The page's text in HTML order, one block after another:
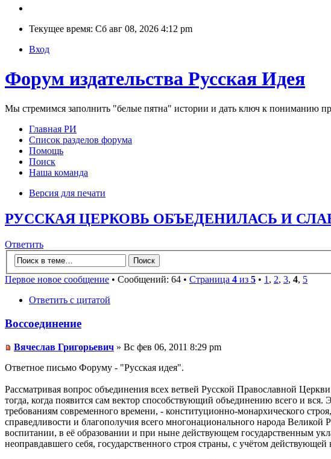
Текущее время: Сб авг 08, 2026 4:12 pm
Вход
Форум издательства Русская Идея
Мы стремимся заполнить "белые пятна" истории и дать ключ к пониманию
Главная РИ
Список разделов форума
Помощь
Поиск
Наша команда
Версия для печати
РУССКАЯ ЦЕРКОВЬ ОБЪЕДЕНИЛАСЬ И
Ответить
Первое новое сообщение • Сообщений: 64 • Страница 4 из 5 • 1 , 2, 3, 4, 5
Ответить с цитатой
Воссоединение
Вячеслав Григорьевич » Вс фев 06, 2011 8:29 pm
Ответное письмо Форуму - "Русская идея".
Рассматривая вопрос объединения всех ветвей Русской Православной
тогда, когда появится сам вектор способствующий объединению всего и
требованиям современного времени, - конституционно-монархического
справедливости и благополучия всего многонационального народа Великой
воспитании, в её образовании и при ныне действующем государственным
неоправдавшего себя, государственного строя страны, с учётом